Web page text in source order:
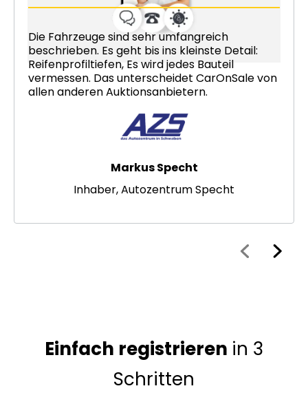
Die Fahrzeuge sind sehr umfangreich
beschrieben. Es geht bis ins kleinste Detail:
Reifenprofiltiefen, Es wird jedes Bauteil
vermessen. Das unterscheidet CarOnSale von
allen anderen Auktionsanbietern.
Markus Specht
Inhaber, Autozentrum Specht
Einfach registrieren in 3
Schritten